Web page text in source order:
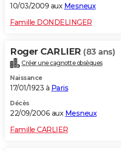
10/03/2009 aux Mesneux
Famille DONDELINGER
Roger CARLIER (83 ans)
Créer une cagnotte obsèques
Naissance
17/01/1923 à Paris
Décès
22/09/2006 aux Mesneux
Famille CARLIER